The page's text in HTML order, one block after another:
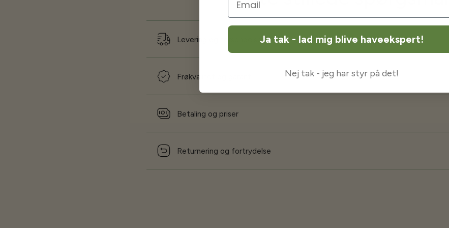
Levering og forsendelse
Frøkvalitet og garanti
Betaling og priser
Returnering og fortrydelse
Ja tak - lad mig blive haveekspert!
Nej tak - jeg har styr på det!